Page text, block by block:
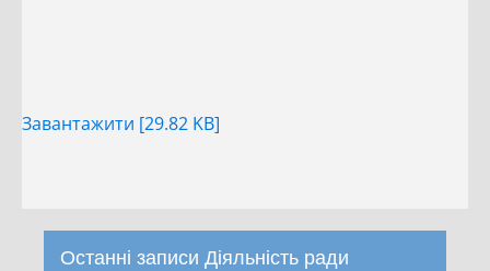
Завантажити [29.82 KB]
Останні записи Діяльність ради